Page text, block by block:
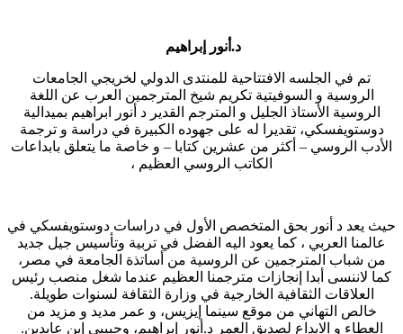
د.أنور إبراهيم
تم في الجلسه الافتتاحية للمنتدى الدولي لخريجي الجامعات
الروسية و السوفيتية تكريم شيخ المترجمين العرب عن اللغة
الروسية الأستاذ الجليل و المترجم القدير د أنور ابراهيم بميدالية
دوستويفسكي، تقديرا له على جهوده الكبيرة في دراسة و ترجمة
الأدب الروسي – أكثر من عشرين كتابا – و خاصة ما يتعلق بابداعات
الكاتب الروسي العظيم ،
حيث يعد د أنور بحق المتخصص الأول في دراسات دوستويفسكي في
عالمنا العربي ، كما يعود اليه الفضل في تربية وتأسيس جيل جديد
من شباب المترجمين عن الروسية من أساتذة الجامعة في مصر،
كما لاننسى أبدا إنجازات مترجمنا العظيم عندما شغل منصب رئيس
العلاقات الثقافية الخارجية في وزارة الثقافة لسنوات طويلة.
خالص التهاني من موقع سينما إيزيس، و عمر مديد و مزيد من
العطاء و الابداع لصديق العمر د.أنور إبراهيم، وحبيبي إبن عابدين.